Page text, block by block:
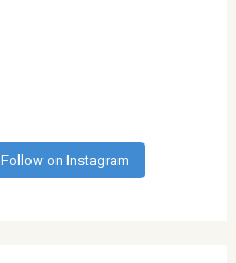
Follow on Instagram